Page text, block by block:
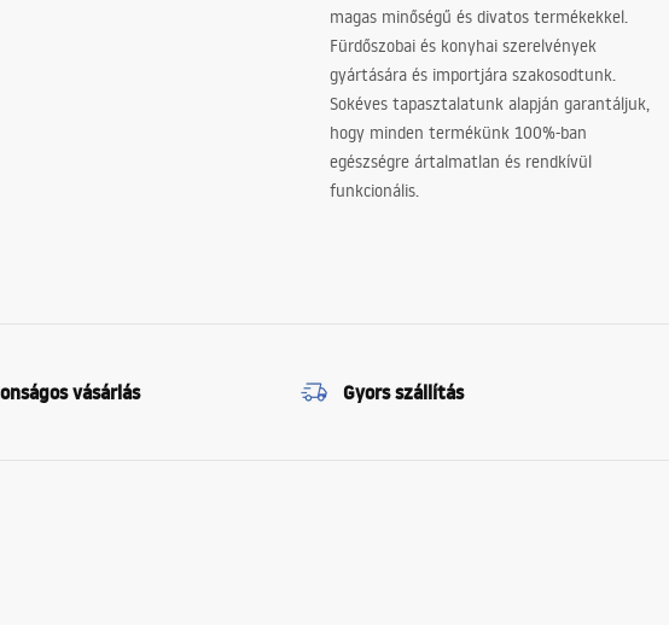
magas minőségű és divatos termékekkel.
Fürdőszobai és konyhai szerelvények
gyártására és importjára szakosodtunk.
Sokéves tapasztalatunk alapján garantáljuk,
hogy minden termékünk 100%-ban
egészségre ártalmatlan és rendkívül
funkcionális.
vásárlás Gyors szállítás